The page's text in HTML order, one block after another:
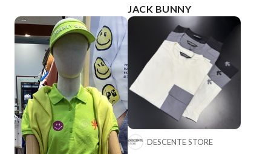
JACK BUNNY
DESCENTE STORE